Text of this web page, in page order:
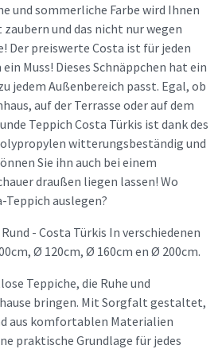
und sommerliche Farbe wird Ihnen
und das nicht nur wegen
Der preiswerte Costa ist für jeden
Muss! Dieses Schnäppchen hat ein
jedem Außenbereich passt. Egal, ob
auf der Terrasse oder auf dem
Teppich Costa Türkis ist dank des
witterungsbeständig und
Sie ihn auch bei einem
draußen liegen lassen! Wo
Teppich auslegen?
- Costa Türkis In verschiedenen
Ø 120cm, Ø 160cm en Ø 200cm.
Teppiche, die Ruhe und
bringen. Mit Sorgfalt gestaltet,
aus komfortablen Materialien
praktische Grundlage für jedes